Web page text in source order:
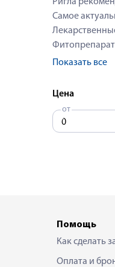
Самое
Показать все
Цена
от
Помощь
Как сделать
Оплата и